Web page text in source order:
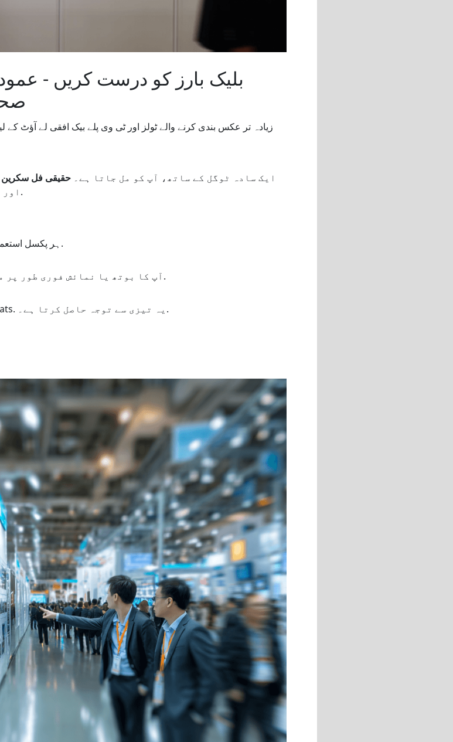
بلیک بارز کو درست کریں -
زیادہ تر عکس بندی کرنے والے ٹولز اور ٹی وی پلے بیک افقی لے آؤٹ کے
ایک سادہ ٹوگل کے ساتھ، آپ کو مل جاتا ہے۔ حقیقی فل
اور نئے میڈیا کے کام کے لیے مثالی ہے۔.
ہر پکسل استعمال کیا جاتا ہے - کوئی ضائع شدہ جگہ نہیں۔.
آپ کا بوتھ یا نمائش فوری طور پر منصوبہ بند اور چمکدار نظر آتی ہے۔.
لوگ عمودی مواد کے عادی ہیں nowadats. یہ تیزی سے توجہ حاصل کرتا ہے۔.